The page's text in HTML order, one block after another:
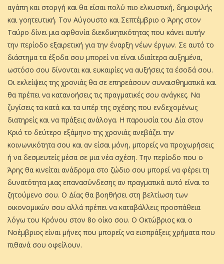
αγάπη και στοργή και θα είσαι πολύ πιο ελκυστική, δημοφιλής
και γοητευτική. Τον Αύγουστο και Σεπτέμβριο ο Άρης στον
Ταύρο δίνει μια αφθονία διεκδικητικότητας που κάνει αυτήν
την περίοδο εξαιρετική για την έναρξη νέων έργων. Σε αυτό το
διάστημα τα έξοδα σου μπορεί να είναι ιδιαίτερα αυξημένα,
ωστόσο σου δίνονται και ευκαιρίες να αυξήσεις τα έσοδά σου.
Οι εκλείψεις της χρονιάς θα σε επηρεάσουν συναισθηματικά και
θα πρέπει να κατανοήσεις τις πραγματικές σου ανάγκες. Να
ζυγίσεις τα κατά και τα υπέρ της σχέσης που ενδεχομένως
διατηρείς και να πράξεις ανάλογα. Η παρουσία του Δία στον
Κριό το δεύτερο εξάμηνο της χρονιάς ανεβάζει την
κοινωνικότητα σου και αν είσαι μόνη, μπορείς να προχωρήσεις
ή να δεσμευτείς μέσα σε μια νέα σχέση. Την περίοδο που ο
Άρης θα κινείται ανάδρομα στο ζώδιο σου μπορεί να φέρει τη
δυνατότητα μιας επανασύνδεσης αν πραγματικά αυτό είναι το
ζητούμενο σου. Ο Δίας θα βοηθήσει στη βελτίωση των
οικονομικών σου αλλά πρέπει να καταβάλλεις προσπάθεια
λόγω του Κρόνου στον 8ο οίκο σου. Ο Οκτώβριος και ο
Νοέμβριος είναι μήνες που μπορείς να εισπράξεις χρήματα που
πιθανά σου οφείλουν.